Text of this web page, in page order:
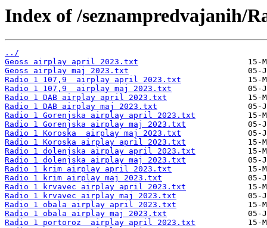
Index of /seznampredvajanih/
../
Geoss airplay april 2023.txt
Geoss airplay maj 2023.txt
Radio 1 107,9  airplay april 2023.txt
Radio 1 107,9  airplay maj 2023.txt
Radio 1 DAB airplay april 2023.txt
Radio 1 DAB airplay maj 2023.txt
Radio 1 Gorenjska airplay april 2023.txt
Radio 1 Gorenjska airplay maj 2023.txt
Radio 1 Koroska  airplay maj 2023.txt
Radio 1 Koroska airplay april 2023.txt
Radio 1 dolenjska airplay april 2023.txt
Radio 1 dolenjska airplay maj 2023.txt
Radio 1 krim airplay april 2023.txt
Radio 1 krim airplay maj 2023.txt
Radio 1 krvavec airplay april 2023.txt
Radio 1 krvavec airplay maj 2023.txt
Radio 1 obala airplay april 2023.txt
Radio 1 obala airplay maj 2023.txt
Radio 1 portoroz  airplay april 2023.txt